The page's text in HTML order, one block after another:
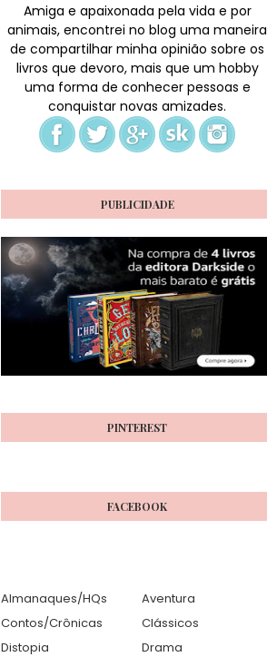
Amiga e apaixonada pela vida e por
animais, encontrei no blog uma maneira
de compartilhar minha opinião sobre os
livros que devoro, mais que um hobby
uma forma de conhecer pessoas e
conquistar novas amizades.
PUBLICIDADE
PINTEREST
FACEBOOK
Almanaques/HQs
Aventura
Contos/Crônicas
Clássicos
Distopia
Drama